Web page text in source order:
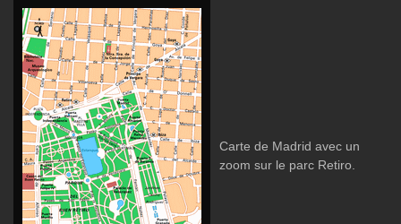
Carte de Madrid avec un
zoom sur le parc Retiro.